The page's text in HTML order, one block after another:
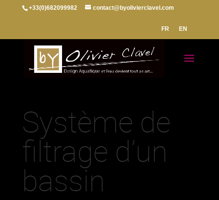
+33(0)682099982 contact@byolivierclavel.com
FR EN
Système de
filtrage d’un
bassin